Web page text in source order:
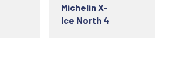
Michelin X-
Ice North 4